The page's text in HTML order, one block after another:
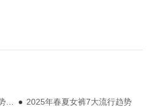
2025年春夏女裤7大流行趋势